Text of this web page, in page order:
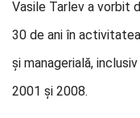
Vasile Tarlev a vorbit
30 de ani în
și managerială,
2001 și 2008.